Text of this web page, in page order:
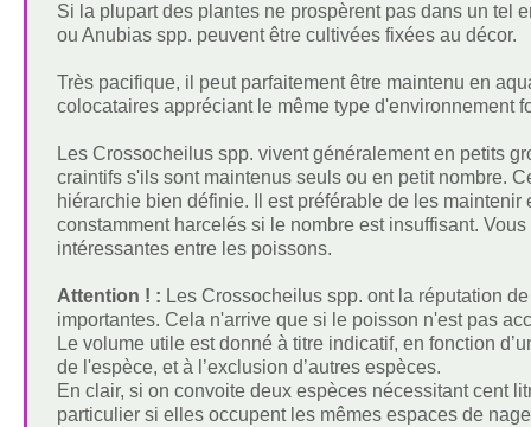
Si la plupart des plantes ne prospèrent pas dans un tel
ou Anubias spp. peuvent être cultivées fixées au décor.
Très pacifique, il peut parfaitement être maintenu en
colocataires appréciant le même type d'environnement
Les Crossocheilus spp. vivent généralement en petits
craintifs s'ils sont maintenus seuls ou en petit nombre.
hiérarchie bien définie. Il est préférable de les
constamment harcelés si le nombre est insuffisant.
intéressantes entre les poissons.
Attention ! : Les Crossocheilus spp. ont la réputation
importantes. Cela n'arrive que si le poisson n'est pas
Le volume utile est donné à titre indicatif, en fonction
de l'espèce, et à l’exclusion d’autres espèces.
En clair, si on convoite deux espèces nécessitant cent
particulier si elles occupent les mêmes espaces de